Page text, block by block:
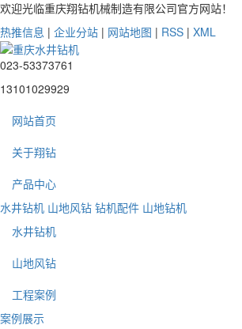
欢迎光临重庆翔钻机械制造有限公司官方网站！
热推信息 | 企业分站 | 网站地图 | RSS | XML
023-53373761
13101029929
网站首页
关于翔钻
产品中心
水井钻机 山地风钻 钻机配件 山地钻机
水井钻机
山地风钻
工程案例
案例展示